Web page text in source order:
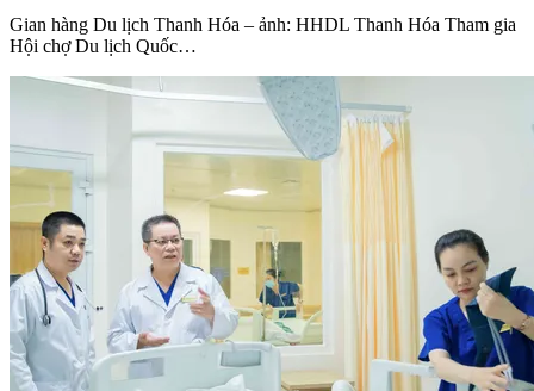
Gian hàng Du lịch Thanh Hóa – ảnh: HHDL Thanh Hóa Tham gia
Hội chợ Du lịch Quốc…